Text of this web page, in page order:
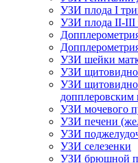
УЗИ плода I
УЗИ плода II-III
УЗИ шейки
УЗИ
УЗИ
допплеровским
УЗИ мочевого
УЗИ печени
УЗИ
УЗИ селезенки
УЗИ брюшной